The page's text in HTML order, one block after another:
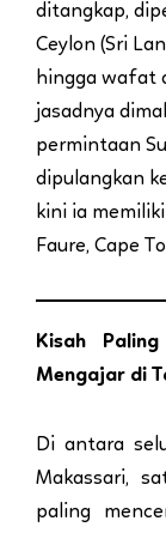
ditangkap,
Ceylon (Sri
hingga wafat
jasadnya
permintaan
dipulangkan
kini ia
Faure, Cape
Kisah
Mengajar di
Di antara
Makassari,
paling